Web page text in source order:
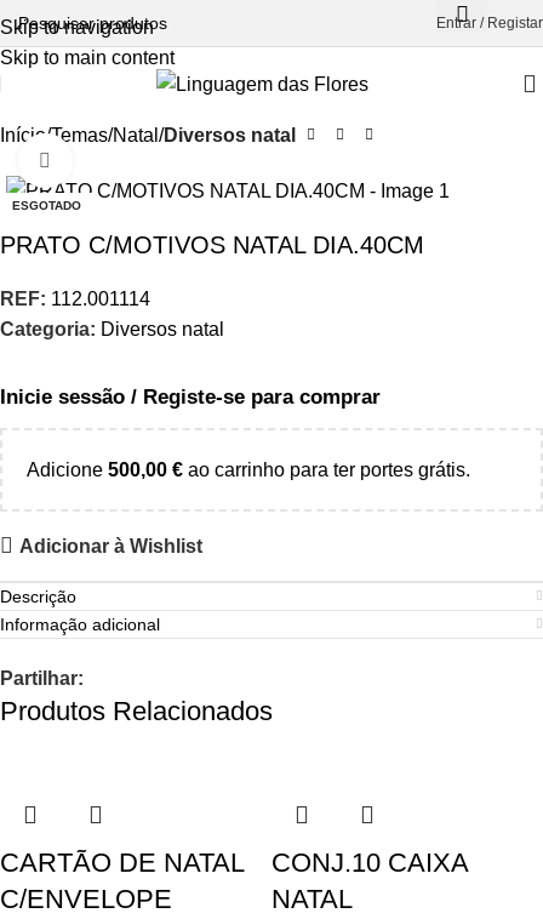
Skip to navigation
Skip to main content
Entrar / Registar
Início Temas Natal Diversos natal
ESGOTADO
PRATO C/MOTIVOS NATAL DIA.40CM
REF: 112.001114
Categoria: Diversos natal
Inicie sessão / Registe-se para comprar
Adicione 500,00 € ao carrinho para ter portes grátis.
Adicionar à Wishlist
Descrição
Informação adicional
Partilhar:
Produtos Relacionados
CARTÃO DE NATAL
C/ENVELOPE
CONJ.10 CAIXA
NATAL